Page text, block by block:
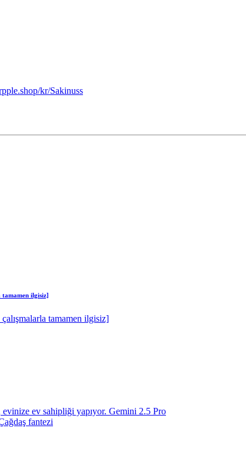
kr/Sakinuss
tamamen ilgisiz]
tamamen ilgisiz]
evinize ev sahipliği yapıyor. Gemini 2.5 Pro
fantezi